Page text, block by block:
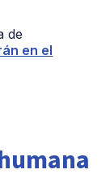
de
en el